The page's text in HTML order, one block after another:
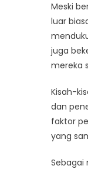
Meski
luar
juga
mereka
Kisah-
dan
faktor
yang
Sebagai